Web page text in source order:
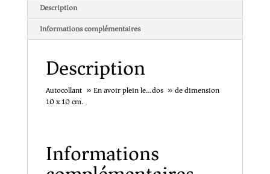
Description
Informations complémentaires
Description
Autocollant » En avoir plein le…dos » de dimension
10 x 10 cm.
Informations